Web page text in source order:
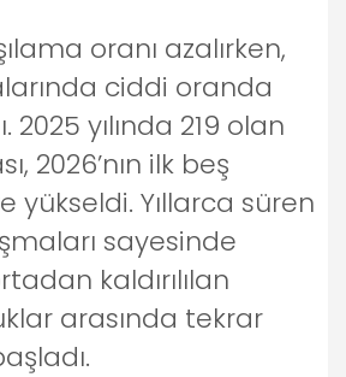
oranı azalırken,
ciddi oranda
2025 yılında 219 olan
2026’nın ilk beş
yükseldi. Yıllarca süren
sayesinde
kaldırılılan
arasında tekrar